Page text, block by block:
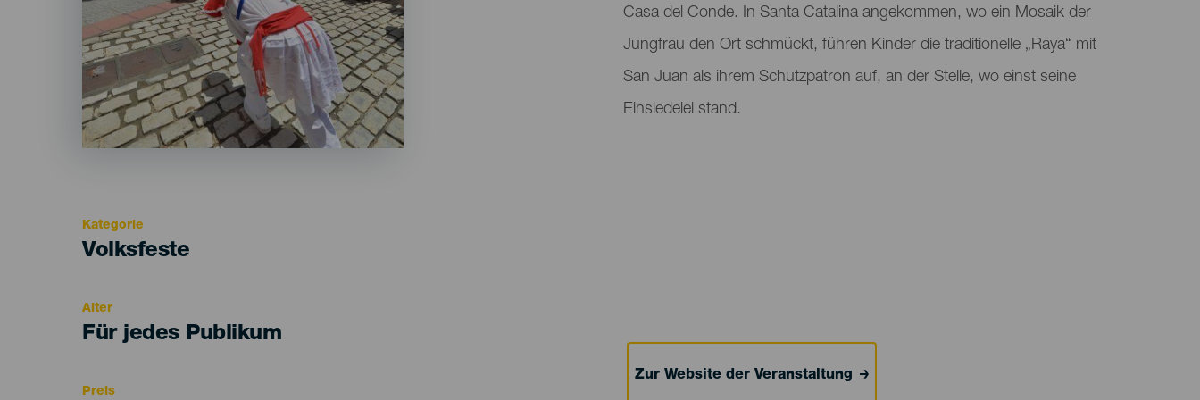
Casa del Conde. In Santa Catalina angekommen, wo ein Mosaik der
Jungfrau den Ort schmückt, führen Kinder die traditionelle „Raya“ mit
San Juan als ihrem Schutzpatron auf, an der Stelle, wo einst seine
Einsiedelei stand.
Kategorie
Categoría
Volksfeste
Alter
Edad
Für jedes Publikum
Preis
Zur Website der Veranstaltung